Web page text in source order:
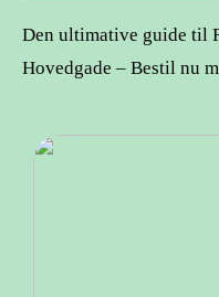
Den ultimative guide til
Hovedgade – Bestil nu